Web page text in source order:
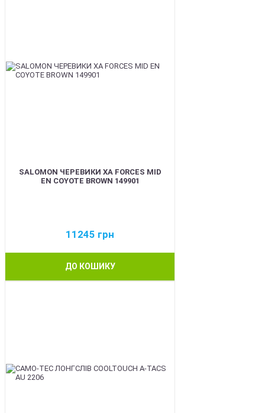
SALOMON ЧЕРЕВИКИ XA FORCES MID
EN COYOTE BROWN 149901
11245 грн
ДО КОШИКУ